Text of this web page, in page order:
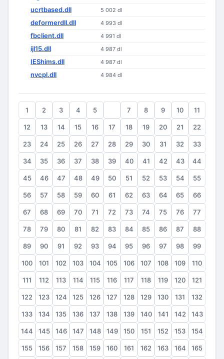
ucrtbased.dll 5 002 dl
deformerdll.dll 4 993 dl
fbclient.dll 4 991 dl
ijl15.dll 4 987 dl
IEShims.dll 4 987 dl
nvcpl.dll 4 984 dl
1 2 3 4 5 7 8 9 10 11
12 13 14 15 16 17 18 19 20 21 22
23 24 25 26 27 28 29 30 31 32 33
34 35 36 37 38 39 40 41 42 43 44
45 46 47 48 49 50 51 52 53 54 55
56 57 58 59 60 61 62 63 64 65 66
67 68 69 70 71 72 73 74 75 76 77
78 79 80 81 82 83 84 85 86 87 88
89 90 91 92 93 94 95 96 97 98 99
100 101 102 103 104 105 106 107 108 109 110
111 112 113 114 115 116 117 118 119 120 121
122 123 124 125 126 127 128 129 130 131 132
133 134 135 136 137 138 139 140 141 142 143
144 145 146 147 148 149 150 151 152 153 154
155 156 157 158 159 160 161 162 163 164 165